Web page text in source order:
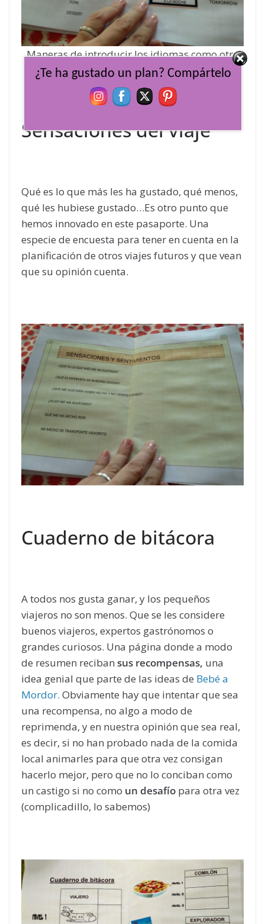
Maneras de introducir los idiomas como otro
factor del viaje
Sensaciones del viaje
Qué es lo que más les ha gustado, qué menos,
qué les hubiese gustado…Es otro punto que
hemos innovado en este pasaporte. Una
especie de encuesta para tener en cuenta en la
planificación de otros viajes futuros y que vean
que su opinión cuenta.
Cuaderno de bitácora
A todos nos gusta ganar, y los pequeños
viajeros no son menos. Que se les considere
buenos viajeros, expertos gastrónomos o
grandes curiosos. Una página donde a modo
de resumen reciban sus recompensas, una
idea genial que parte de las ideas de Bebé a
Mordor. Obviamente hay que intentar que sea
una recompensa, no algo a modo de
reprimenda, y en nuestra opinión que sea real,
es decir, si no han probado nada de la comida
local animarles para que otra vez consigan
hacerlo mejor, pero que no lo conciban como
un castigo si no como un desafío para otra vez
(complicadillo, lo sabemos)
¿Te ha gustado un plan? Compártelo